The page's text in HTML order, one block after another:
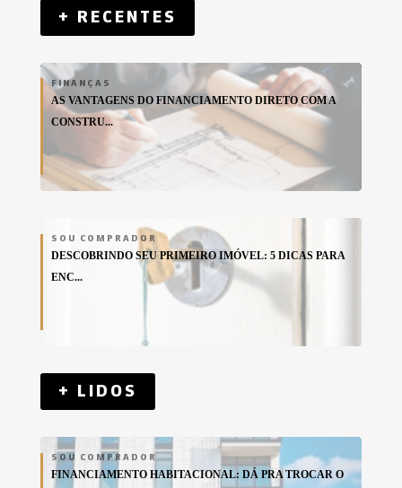
+ RECENTES
FINANÇAS
AS VANTAGENS DO FINANCIAMENTO DIRETO COM A
CONSTRU...
SOU COMPRADOR
DESCOBRINDO SEU PRIMEIRO IMÓVEL: 5 DICAS PARA
ENC...
+ LIDOS
SOU COMPRADOR
FINANCIAMENTO HABITACIONAL: DÁ PRA TROCAR O